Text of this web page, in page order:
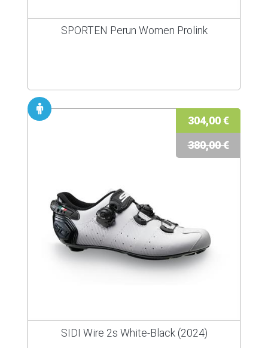
SPORTEN Perun Women Prolink
304,00 €
380,00 €
SIDI Wire 2s White-Black (2024)